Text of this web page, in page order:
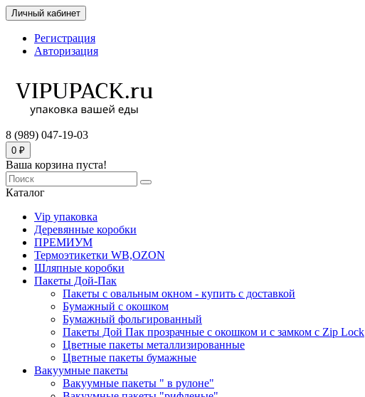
Личный кабинет
Регистрация
Авторизация
8 (989) 047-19-03
0 ₽
Ваша корзина пуста!
Каталог
Vip упаковка
Деревянные коробки
ПРЕМИУМ
Термоэтикетки WB,OZON
Шляпные коробки
Пакеты Дой-Пак
Пакеты с овальным окном - купить с доставкой
Бумажный с окошком
Бумажный фольгированный
Пакеты Дой Пак прозрачные с окошком и с замком с Zip Lock
Цветные пакеты металлизированные
Цветные пакеты бумажные
Вакуумные пакеты
Вакуумные пакеты " в рулоне"